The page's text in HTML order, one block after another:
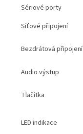
Sériové porty
Síťové připojení
Bezdrátová připojení
Audio výstup
Tlačítka
LED indikace